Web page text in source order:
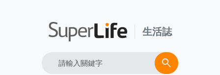
生活誌
Search search